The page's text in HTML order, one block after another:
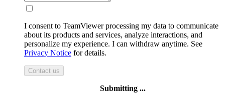
I consent to TeamViewer processing my data to communicate
about its products and services, analyze interactions, and
personalize my experience. I can withdraw anytime. See
Privacy Notice for details.
Contact us
Submitting ...